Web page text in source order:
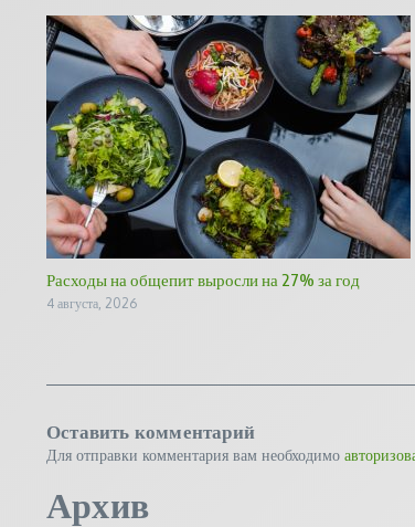
Расходы на общепит выросли на 27% за год
4 августа, 2026
Оставить комментарий
Для отправки комментария вам необходимо
Архив